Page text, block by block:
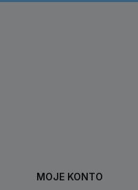
MOJE KONTO